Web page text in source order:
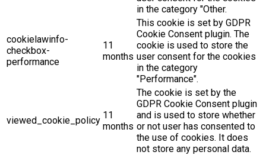
in the category "Other.
cookielawinfo-
checkbox-
performance
11
months
This cookie is set by GDPR
Cookie Consent plugin. The
cookie is used to store the
user consent for the cookies
in the category
"Performance".
viewed_cookie_policy 11
months
The cookie is set by the
GDPR Cookie Consent plugin
and is used to store whether
or not user has consented to
the use of cookies. It does
not store any personal data.